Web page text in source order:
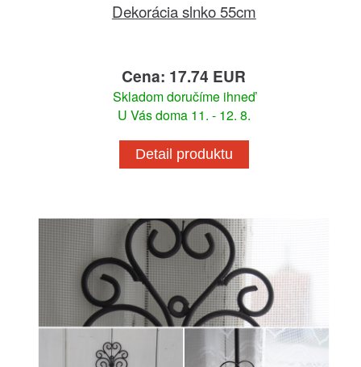
Dekorácia slnko 55cm
Cena: 17.74 EUR
Skladom doručíme ihneď
U Vás doma 11. - 12. 8.
Detail produktu